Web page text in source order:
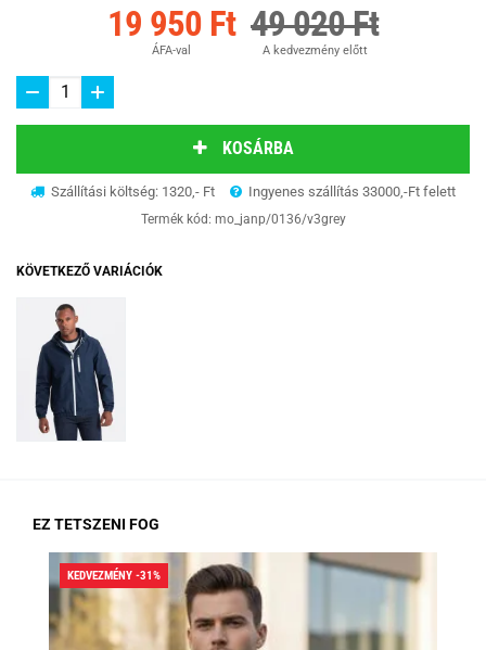
19 950 Ft
ÁFA-val
49 020 Ft
A kedvezmény előtt
KOSÁRBA
Szállítási költség: 1320,- Ft Ingyenes szállítás 33000,-Ft felett
Termék kód: mo_janp/0136/v3grey
KÖVETKEZŐ VARIÁCIÓK
EZ TETSZENI FOG
KEDVEZMÉNY -31%